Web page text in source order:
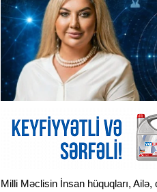
Milli Məclisin İnsan hüquqları,